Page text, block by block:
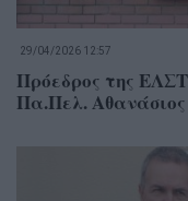
29/04/2026 12:57
Πρόεδρος της
Πα.Πελ.